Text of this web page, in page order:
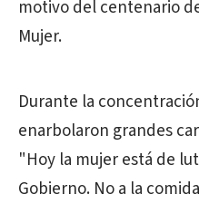
motivo del centenario
Mujer.
Durante la
enarbolaron grandes
"Hoy la mujer está de
Gobierno. No a la